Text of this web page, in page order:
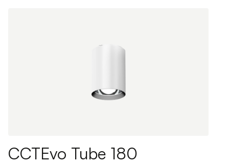
CCTEvo Tube 180